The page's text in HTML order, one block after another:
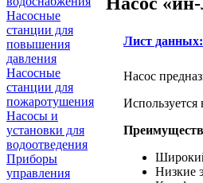
Насосные
станции для
повышения
давления
Насосные
станции для
пожаротушения
Насосы и
установки для
водоотведения
Приборы
управления
Лист
Насос
Низкие